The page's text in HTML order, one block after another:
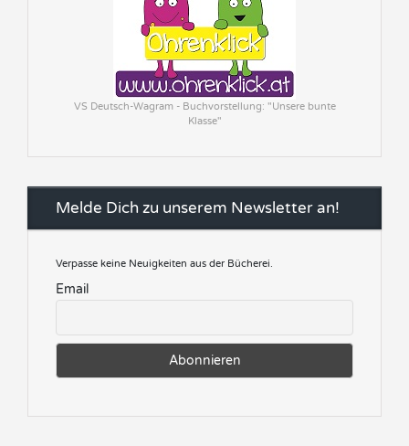
VS Deutsch-Wagram - Buchvorstellung: "Unsere bunte
Klasse"
Melde Dich zu unserem Newsletter an!
Verpasse keine Neuigkeiten aus der Bücherei.
Email